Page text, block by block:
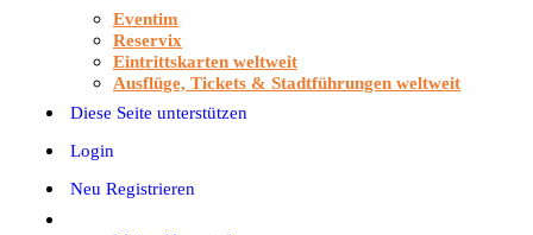
Eventim
Reservix
Eintrittskarten weltweit
Ausflüge, Tickets & Stadtführungen weltweit
Diese Seite unterstützen
Login
Neu Registrieren